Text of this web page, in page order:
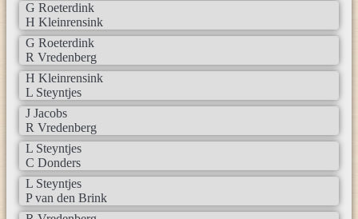
G Roeterdink
H Kleinrensink
G Roeterdink
R Vredenberg
H Kleinrensink
L Steyntjes
J Jacobs
R Vredenberg
L Steyntjes
C Donders
L Steyntjes
P van den Brink